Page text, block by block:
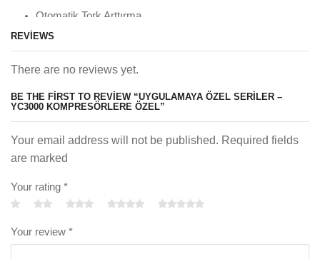
Otomatik Tork Arttırma
Otomatik Duruş Rampası Uzatma (Koruma Özelliği)
Yüzey Kaplamalı Kartlar
IP20 Koruma Seviyesi
MODBUS Haberleşmesi
REVIEWS
There are no reviews yet.
BE THE FIRST TO REVIEW “UYGULAMAYA ÖZEL SERILER –
YC3000 KOMPRESÖRLERE ÖZEL”
Your email address will not be published. Required fields
are marked
Your rating *
Your review *